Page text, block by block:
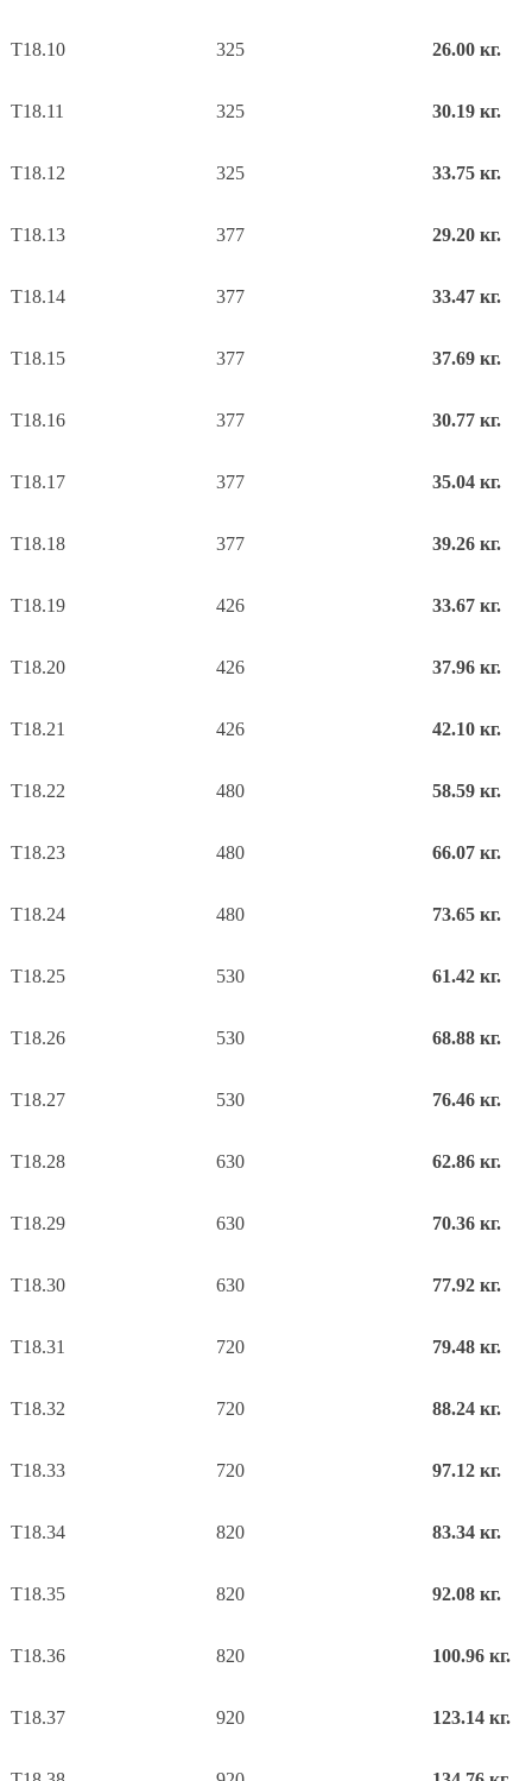
Т18.10 325 26.00 кг.
Т18.11 325 30.19 кг.
Т18.12 325 33.75 кг.
Т18.13 377 29.20 кг.
Т18.14 377 33.47 кг.
Т18.15 377 37.69 кг.
Т18.16 377 30.77 кг.
Т18.17 377 35.04 кг.
Т18.18 377 39.26 кг.
Т18.19 426 33.67 кг.
Т18.20 426 37.96 кг.
Т18.21 426 42.10 кг.
Т18.22 480 58.59 кг.
Т18.23 480 66.07 кг.
Т18.24 480 73.65 кг.
Т18.25 530 61.42 кг.
Т18.26 530 68.88 кг.
Т18.27 530 76.46 кг.
Т18.28 630 62.86 кг.
Т18.29 630 70.36 кг.
Т18.30 630 77.92 кг.
Т18.31 720 79.48 кг.
Т18.32 720 88.24 кг.
Т18.33 720 97.12 кг.
Т18.34 820 83.34 кг.
Т18.35 820 92.08 кг.
Т18.36 820 100.96 кг.
Т18.37 920 123.14 кг.